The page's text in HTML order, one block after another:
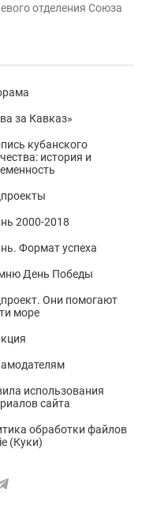
отделения Союза
за Кавказ»
кубанского
история и
2000-2018
Формат успеха
День Победы
Они помогают
море
использования
сайта
обработки файлов
(Куки)